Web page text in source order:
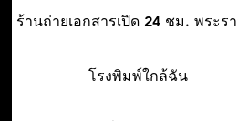
ร้านถ่ายเอกสารเปิด 24 ชม. พระร
โรงพิมพ์ใกล้ฉัน